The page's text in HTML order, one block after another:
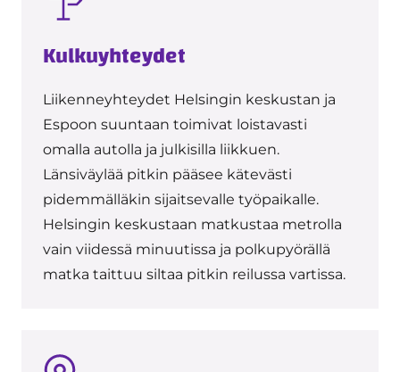
Kulkuyhteydet
Liikenneyhteydet Helsingin keskustan ja
Espoon suuntaan toimivat loistavasti
omalla autolla ja julkisilla liikkuen.
Länsiväylää pitkin pääsee kätevästi
pidemmälläkin sijaitsevalle työpaikalle.
Helsingin keskustaan matkustaa metrolla
vain viidessä minuutissa ja polkupyörällä
matka taittuu siltaa pitkin reilussa vartissa.